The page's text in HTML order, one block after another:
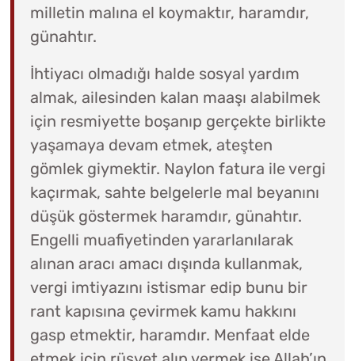
milletin malına el koymaktır, haramdır,
günahtır.
İhtiyacı olmadığı halde sosyal yardım
almak, ailesinden kalan maaşı alabilmek
için resmiyette boşanıp gerçekte birlikte
yaşamaya devam etmek, ateşten
gömlek giymektir. Naylon fatura ile vergi
kaçırmak, sahte belgelerle mal beyanını
düşük göstermek haramdır, günahtır.
Engelli muafiyetinden yararlanılarak
alınan aracı amacı dışında kullanmak,
vergi imtiyazını istismar edip bunu bir
rant kapısına çevirmek kamu hakkını
gasp etmektir, haramdır. Menfaat elde